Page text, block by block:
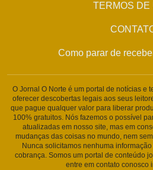
TERMOS DE
Como parar de
O Jornal O Norte é um portal de notícias e
oferecer descobertas legais aos seus
que pague qualquer valor para liberar
100% gratuitos. Nós fazemos o possível
atualizadas em nosso site, mas em
mudanças das coisas no mundo, nem
Nunca solicitamos nenhuma
cobrança. Somos um portal de conteúdo
entre em contato conosco